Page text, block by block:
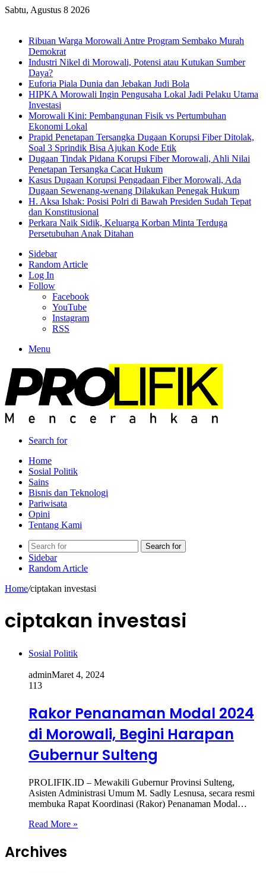
Sabtu, Agustus 8 2026
Ribuan Warga Morowali Antre Program Sembako Murah
Demokrat
Industri Nikel di Morowali, Potensi atau Kutukan Sumber
Daya?
Euforia Piala Dunia dan Jebakan Judi Bola
HIPKA Morowali Ingin Pengusaha Lokal Jadi Pelaku Utama
Investasi
Morowali Kini: Pembangunan Fisik vs Pertumbuhan
Ekonomi Lokal
Prapid Penetapan Tersangka Dugaan Korupsi Fiber Ditolak,
Soal 3 Sprindik Bisa Ajukan Kode Etik
Dugaan Tindak Pidana Korupsi Fiber Morowali, Ahli Nilai
Penetapan Tersangka Cacat Hukum
Kasus Dugaan Korupsi Pengadaan Fiber Morowali, Ada
Dugaan Sewenang-wenang Dilakukan Penegak Hukum
H. Aksa Ishak: Posisi Polri di Bawah Presiden Sudah Tepat
dan Konstitusional
Perkara Naik Sidik, Keluarga Korban Minta Terduga
Persetubuhan Anak Ditahan
Sidebar
Random Article
Log In
Follow
Facebook
YouTube
Instagram
RSS
Menu
Search for
Home
Sosial Politik
Sains
Bisnis dan Teknologi
Pariwisata
Opini
Tentang Kami
Search for
Sidebar
Random Article
Home/ciptakan investasi
ciptakan investasi
Sosial Politik
adminMaret 4, 2024
113
Rakor Penanaman Modal 2024
di Morowali, Begini Harapan
Gubernur Sulteng
PROLIFIK.ID – Mewakili Gubernur Provinsi Sulteng,
Asisten Administrasi Umum M. Sadly Lesnusa, secara resmi
membuka Rapat Koordinasi (Rakor) Penanaman Modal…
Read More »
Archives